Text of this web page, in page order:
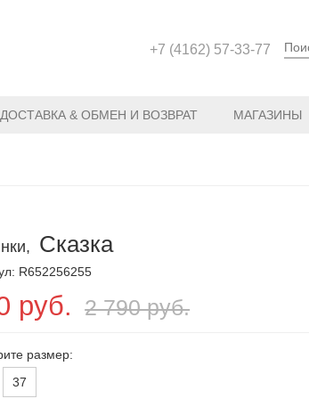
+7 (4162) 57-33-77
& ОБМЕН И ВОЗВРАТ МАГАЗИНЫ
Сказка
R652256255
руб. 2 790 руб.
размер:
37